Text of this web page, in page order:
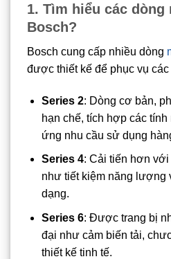
1. Tìm hiểu các dòng
Bosch?
Bosch cung cấp nhiều dòng
được thiết kế để phục vụ
Series 2: Dòng cơ bản,
hạn chế, tích hợp các
ứng nhu cầu sử dụng
Series 4: Cải tiến hơn với
như tiết kiệm năng lượng
dạng.
Series 6: Được trang bị
đại như cảm biến tải,
thiết kế tinh tế.